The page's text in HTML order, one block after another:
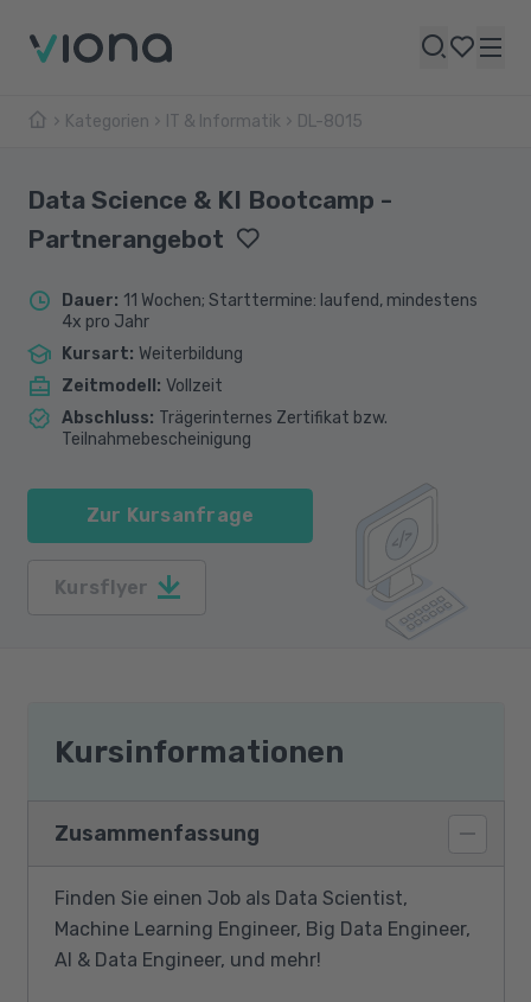
Kategorien IT & Informatik DL-8015
Data Science & KI Bootcamp -
Partnerangebot
Dauer: 11 Wochen; Starttermine: laufend, mindestens
4x pro Jahr
Kursart: Weiterbildung
Zeitmodell : Vollzeit
Abschluss: Trägerinternes Zertifikat bzw.
Teilnahmebescheinigung
Zur Kursanfrage
Kursflyer
Kursinformationen
Zusammenfassung
Finden Sie einen Job als Data Scientist,
Machine Learning Engineer, Big Data Engineer,
AI & Data Engineer, und mehr!